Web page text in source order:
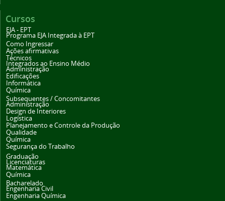
Cursos
EJA - EPT
Programa EJA Integrada à EPT
Como Ingressar
Ações afirmativas
Técnicos
Integrados ao Ensino Médio
Administração
Edificações
Informática
Química
Subsequentes / Concomitantes
Administração
Design de Interiores
Logística
Planejamento e Controle da Produção
Qualidade
Química
Segurança do Trabalho
Graduação
Licenciaturas
Matemática
Química
Bacharelado
Engenharia Civil
Engenharia Química